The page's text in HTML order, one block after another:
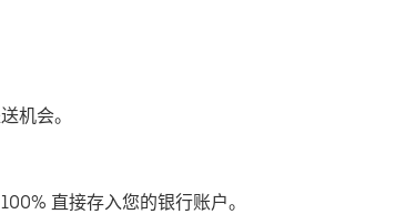
机会。
直接存入您的银行账户。